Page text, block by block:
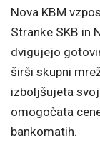
Nova KBM
Stranke SKB in
dvigujejo
širši skupni
izboljšujeta
omogočata
bankomatih.